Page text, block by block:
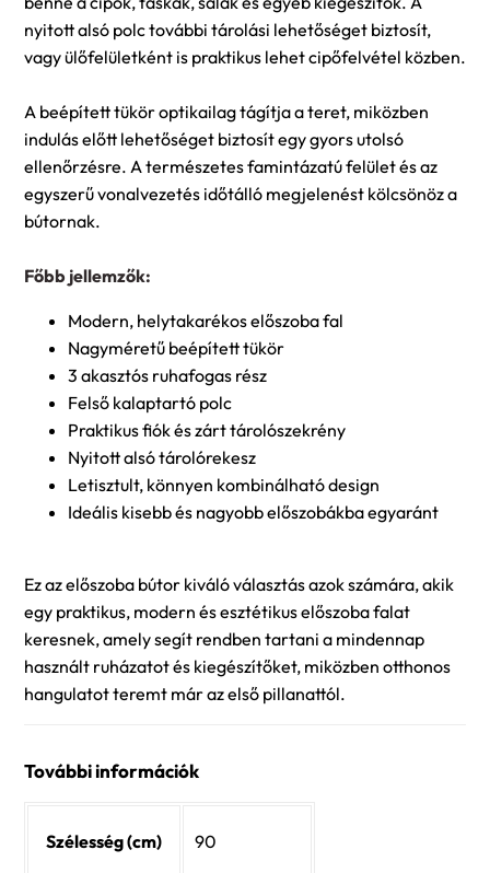
nyitott alsó polc további tárolási lehetőséget biztosít,
vagy ülőfelületként is praktikus lehet cipőfelvétel közben.
A beépített tükör optikailag tágítja a teret, miközben
indulás előtt lehetőséget biztosít egy gyors utolsó
ellenőrzésre. A természetes famintázatú felület és az
egyszerű vonalvezetés időtálló megjelenést kölcsönöz a
bútornak.
Főbb jellemzők:
Modern, helytakarékos előszoba fal
Nagyméretű beépített tükör
3 akasztós ruhafogas rész
Felső kalaptartó polc
Praktikus fiók és zárt tárolószekrény
Nyitott alsó tárolórekesz
Letisztult, könnyen kombinálható design
Ideális kisebb és nagyobb előszobákba egyaránt
Ez az előszoba bútor kiváló választás azok számára, akik
egy praktikus, modern és esztétikus előszoba falat
keresnek, amely segít rendben tartani a mindennap
használt ruházatot és kiegészítőket, miközben otthonos
hangulatot teremt már az első pillanattól.
További információk
Szélesség (cm) 90